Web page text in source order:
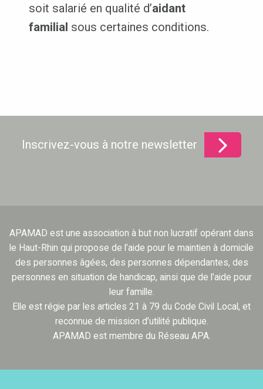
soit salarié en qualité d’aidant
familial sous certaines conditions.
Inscrivez-vous à notre newsletter
APAMAD est une association à but non lucratif opérant dans
le Haut-Rhin qui propose de l’aide pour le maintien à domicile
des personnes âgées, des personnes dépendantes, des
personnes en situation de handicap, ainsi que de l’aide pour
leur famille.
Elle est régie par les articles 21 à 79 du Code Civil Local, et
reconnue de mission d’utilité publique.
APAMAD est membre du Réseau APA.